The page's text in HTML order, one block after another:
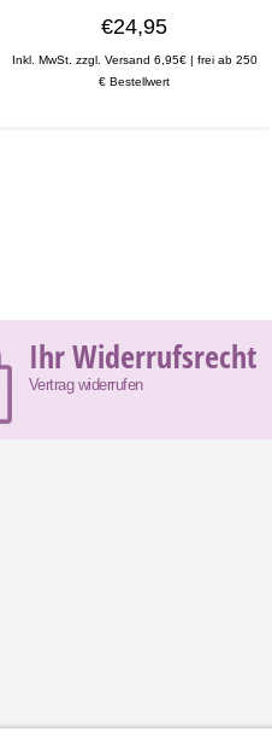
€24,95
Inkl. MwSt. zzgl. Versand 6,95€ | frei ab 250
€ Bestellwert
Ihr Widerrufsrecht
Vertrag widerrufen